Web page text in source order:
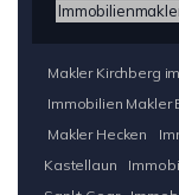
Makler Kirchberg
Immobilien Makler
Makler Hecken
Kastellaun